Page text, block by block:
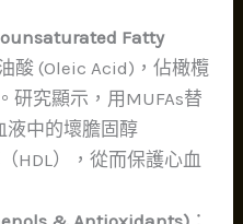
Fatty
酸 (Oleic Acid)，佔橄欖
研究顯示，用MUFAs替
液中的壞膽固醇
HDL），從而保護心血